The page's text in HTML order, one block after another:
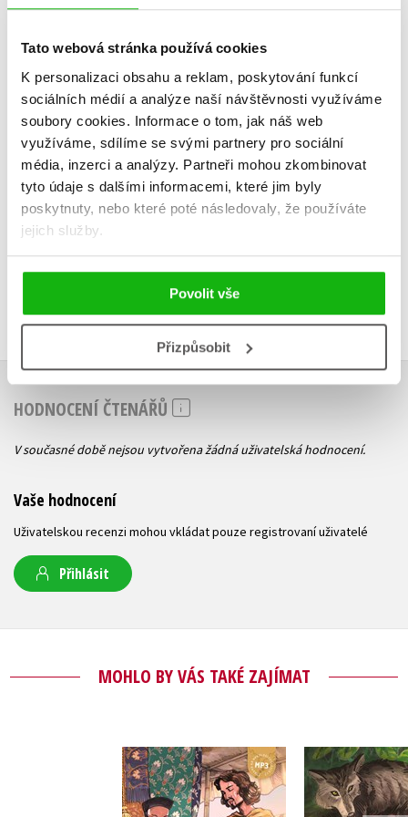
Tato webová stránka používá cookies
K personalizaci obsahu a reklam, poskytování funkcí
sociálních médií a analýze naší návštěvnosti využíváme
soubory cookies. Informace o tom, jak náš web
využíváme, sdílíme se svými partnery pro sociální
média, inzerci a analýzy. Partneři mohou zkombinovat
tyto údaje s dalšími informacemi, které jim byly
poskytnuty, nebo které poté následovaly, že používáte
jejich služby.
Povolit vše
Přizpůsobit
Do košíku
249 Kč
199 Kč
HODNOCENÍ ČTENÁŘŮ
V současné době nejsou vytvořena žádná uživatelská hodnocení.
Vaše hodnocení
Uživatelskou recenzi mohou vkládat pouze registrovaní uživatelé
Přihlásit
MOHLO BY VÁS TAKÉ ZAJÍMAT
Marco Polo A1/A2
Valeria De Tommaso
Římské
Valeria De